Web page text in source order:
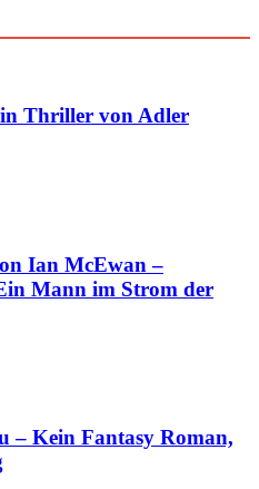
Thriller von Adler
Ian McEwan –
Mann im Strom der
– Kein Fantasy Roman,